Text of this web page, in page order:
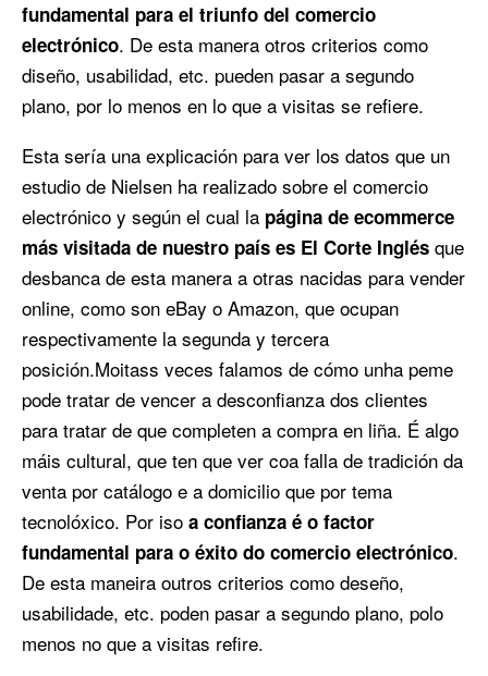
fundamental para el triunfo del comercio
electrónico. De esta manera otros criterios como
diseño, usabilidad, etc. pueden pasar a segundo
plano, por lo menos en lo que a visitas se refiere.
Esta sería una explicación para ver los datos que un
estudio de Nielsen ha realizado sobre el comercio
electrónico y según el cual la página de ecommerce
más visitada de nuestro país es El Corte Inglés que
desbanca de esta manera a otras nacidas para vender
online, como son eBay o Amazon, que ocupan
respectivamente la segunda y tercera
posición.Moitass veces falamos de cómo unha peme
pode tratar de vencer a desconfianza dos clientes
para tratar de que completen a compra en liña. É algo
máis cultural, que ten que ver coa falla de tradición da
venta por catálogo e a domicilio que por tema
tecnolóxico. Por iso a confianza é o factor
fundamental para o éxito do comercio electrónico.
De esta maneira outros criterios como deseño,
usabilidade, etc. poden pasar a segundo plano, polo
menos no que a visitas refire.